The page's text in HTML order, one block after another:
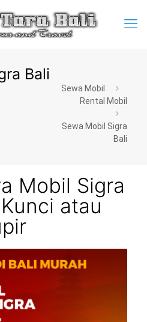
Bali
Sewa Mobil
Rental Mobil
Sewa Mobil Sigra
Bali
Mobil Sigra
atau